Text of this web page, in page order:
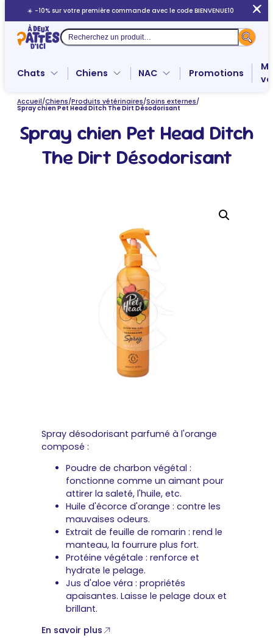
au
contenu
☀️ -10% sur votre première commande avec le code BIENVENUE10
Recherche
Chats Chiens NAC Promotions
Accueil/Chiens/Produits vétérinaires/Soins externes/
Spray chien Pet Head Ditch The Dirt Désodorisant
Spray chien Pet Head Ditch
The Dirt Désodorisant
Spray désodorisant parfumé à l'orange
composé :
Poudre de charbon végétal :
fonctionne comme un aimant pour
attirer la saleté, l'huile, etc.
Huile d'écorce d'orange : contre les
mauvaises odeurs.
Extrait de feuille de romarin : rend le
manteau, la fourrure plus fort.
Protéine végétale : renforce et
hydrate le pelage.
Jus d'aloe véra : propriétés
apaisantes. Laisse le pelage doux et
brillant.
En savoir plus